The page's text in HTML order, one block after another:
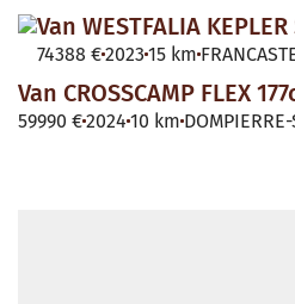
Van WESTFALIA KEPLER
74388 €2023 15 km
Van CROSSCAMP FLEX
59990 €2024 10 km